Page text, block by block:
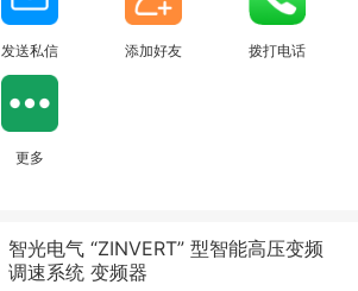
发送私信 添加好友 拨打电话
更多
智光电气 “ZINVERT” 型智能高压变频
调速系统 变频器